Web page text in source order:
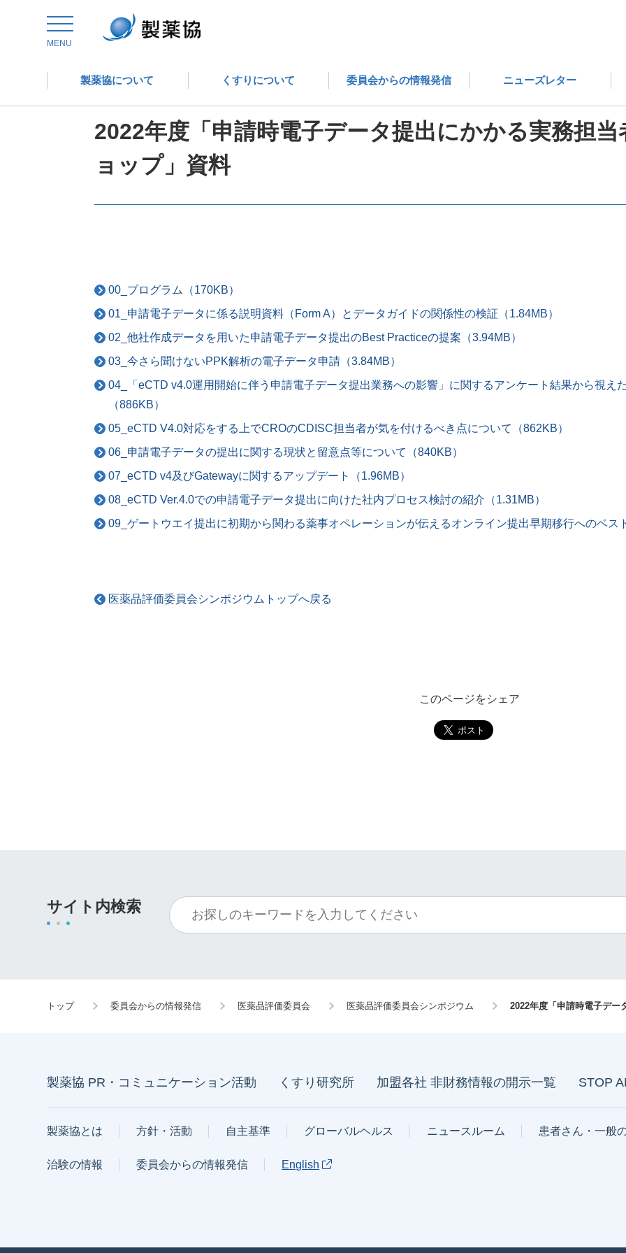
MENU
製薬協について くすりについて 委員会からの情報発信 ニューズレター
トップ 委員会からの情報発信
2022年度「申請時電子データ提出にかかる実務担
ョップ」資料
00_プログラム（170KB）
01_申請電子データに係る説明資料（Form A）とデータガイドの関係性の検証（1.84MB）
02_他社作成データを用いた申請電子データ提出のBest Practiceの提案（3.94MB）
03_今さら聞けないPPK解析の電子データ申請（3.84MB）
04_「eCTD v4.0運用開始に伴う申請電子データ提出業務への影響」に関するアンケート結果から視え
（886KB）
05_eCTD V4.0対応をする上でCROのCDISC担当者が気を付けるべき点について（862KB）
06_申請電子データの提出に関する現状と留意点等について（840KB）
07_eCTD v4及びGatewayに関するアップデート（1.96MB）
08_eCTD Ver.4.0での申請電子データ提出に向けた社内プロセス検討の紹介（1.31MB）
09_ゲートウエイ提出に初期から関わる薬事オペレーションが伝えるオンライン提出早期移行へのベス
医薬品評価委員会シンポジウムトップへ戻る
このページをシェア
サイト内検索
トップ 委員会からの情報発信 医薬品評価委員会 医薬品評価委員会シンポジウム 2022年度「申請時電子デー
製薬協 PR・コミュニケーション活動 くすり研究所 加盟各社 非財務情報の開示一覧 STOP
製薬協とは 方針・活動 自主基準 グローバルヘルス ニュースルーム 患者さん・一般
治験の情報 委員会からの情報発信 English